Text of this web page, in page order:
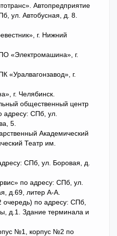
Автопредприятие
ул. Автобусная, д. 8.
г. Нижний
«Электромашина», г.
«Уралвагонзавод», г.
г. Челябинск.
общественный центр
СПб, ул.
5.
Академический
Театр им.
СПб, ул. Боровая, д.
по адресу: СПб, ул.
д.69, литер А-А.
очередь) по адресу: СПб,
д.1. Здание терминала и
№1, корпус №2 по